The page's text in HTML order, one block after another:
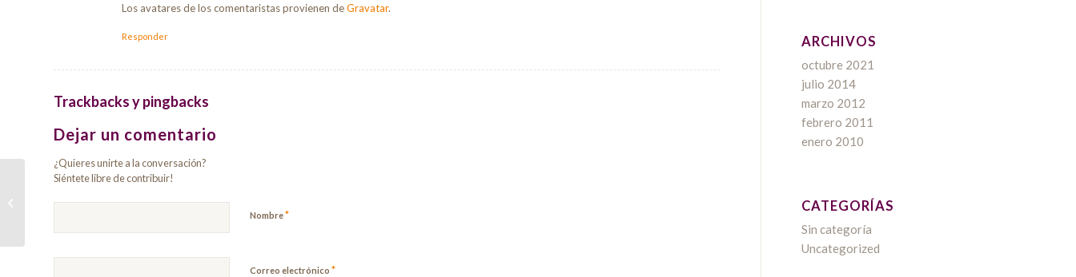
Los avatares de los comentaristas provienen deGravatar.
Responder
Trackbacks y pingbacks
Dejar un comentario
¿Quieres unirte a la conversación?
Siéntete libre de contribuir!
Nombre*
Correo electrónico *
ARCHIVOS
octubre 2021
julio 2014
marzo 2012
febrero 2011
enero 2010
CATEGORÍAS
Sin categoría
Uncategorized